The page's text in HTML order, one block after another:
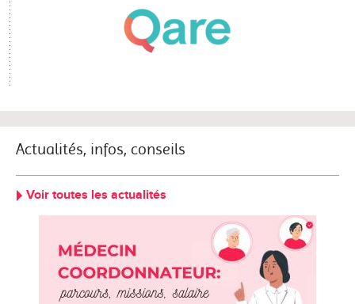
Actualités, infos, conseils
Voir toutes les actualités